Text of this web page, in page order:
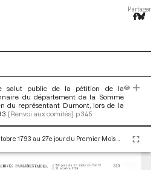
Partager
salut public de la pétition de la
du département de la Somme
du représentant Dumont, lors de la
[Renvoi aux comités] p.345